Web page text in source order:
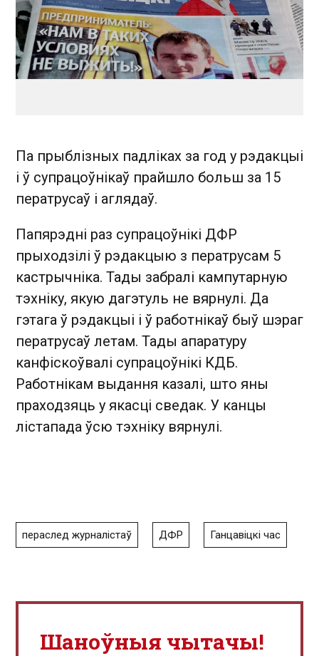
Па прыблізных падліках за год у рэдакцыі
і ў супрацоўнікаў прайшло больш за 15
ператрусаў і аглядаў.
Папярэдні раз супрацоўнікі ДФР
прыходзілі ў рэдакцыю з ператрусам 5
кастрычніка. Тады забралі кампутарную
тэхніку, якую дагэтуль не вярнулі. Да
гэтага ў рэдакцыі і ў работнікаў быў шэраг
ператрусаў летам. Тады апаратуру
канфіскоўвалі супрацоўнікі КДБ.
Работнікам выдання казалі, што яны
праходзяць у якасці сведак. У канцы
лістапада ўсю тэхніку вярнулі.
пераслед журналістаў ДФР Ганцавіцкі час
Шаноўныя чытачы!